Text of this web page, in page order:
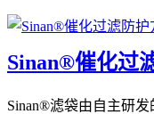
Sinan®催化过
Sinan®滤袋由自主研发